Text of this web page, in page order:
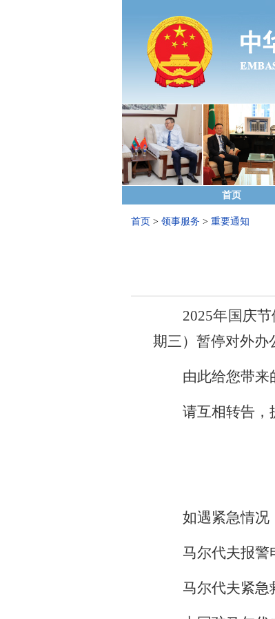
首页
首页 > 领事服务 > 重要通知
2025年国庆
期三）暂停对外办
由此给您带来
请互相转告，
如遇紧急情况
马尔代夫报警
马尔代夫紧急